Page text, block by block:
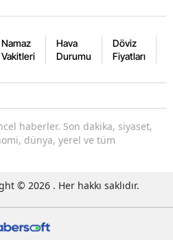
Namaz
Vakitleri
Hava
Durumu
Döviz
Fiyatları
haberler. Son dakika, siyaset,
dünya, yerel ve tüm
© 2026 . Her hakkı saklıdır.